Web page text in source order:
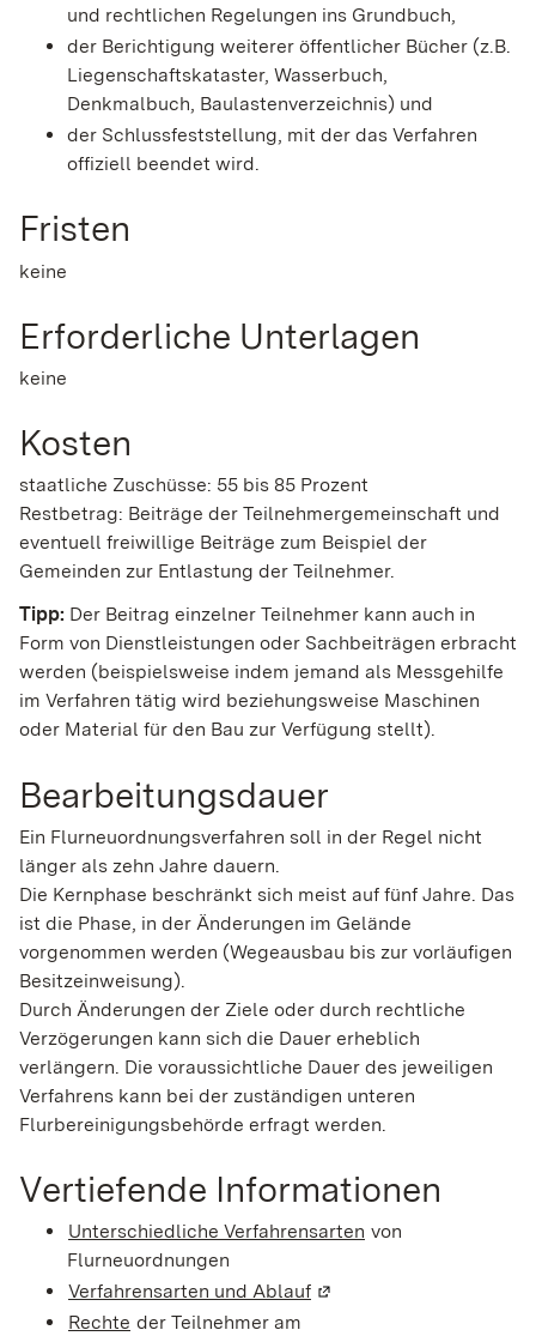
und rechtlichen Regelungen ins Grundbuch,
der Berichtigung weiterer öffentlicher Bücher (z.B.
Liegenschaftskataster, Wasserbuch,
Denkmalbuch, Baulastenverzeichnis) und
der Schlussfeststellung, mit der das Verfahren
offiziell beendet wird.
Fristen
keine
Erforderliche Unterlagen
keine
Kosten
staatliche Zuschüsse: 55 bis 85 Prozent
Restbetrag: Beiträge der Teilnehmergemeinschaft und
eventuell freiwillige Beiträge zum Beispiel der
Gemeinden zur Entlastung der Teilnehmer.
Tipp: Der Beitrag einzelner Teilnehmer kann auch in
Form von Dienstleistungen oder Sachbeiträgen erbracht
werden (beispielsweise indem jemand als Messgehilfe
im Verfahren tätig wird beziehungsweise Maschinen
oder Material für den Bau zur Verfügung stellt).
Bearbeitungsdauer
Ein Flurneuordnungsverfahren soll in der Regel nicht
länger als zehn Jahre dauern.
Die Kernphase beschränkt sich meist auf fünf Jahre. Das
ist die Phase, in der Änderungen im Gelände
vorgenommen werden (Wegeausbau bis zur vorläufigen
Besitzeinweisung).
Durch Änderungen der Ziele oder durch rechtliche
Verzögerungen kann sich die Dauer erheblich
verlängern. Die voraussichtliche Dauer des jeweiligen
Verfahrens kann bei der zuständigen unteren
Flurbereinigungsbehörde erfragt werden.
Vertiefende Informationen
Unterschiedliche Verfahrensarten von
Flurneuordnungen
Verfahrensarten und Ablauf (Wird in einem neuen
Rechte der Teilnehmer am